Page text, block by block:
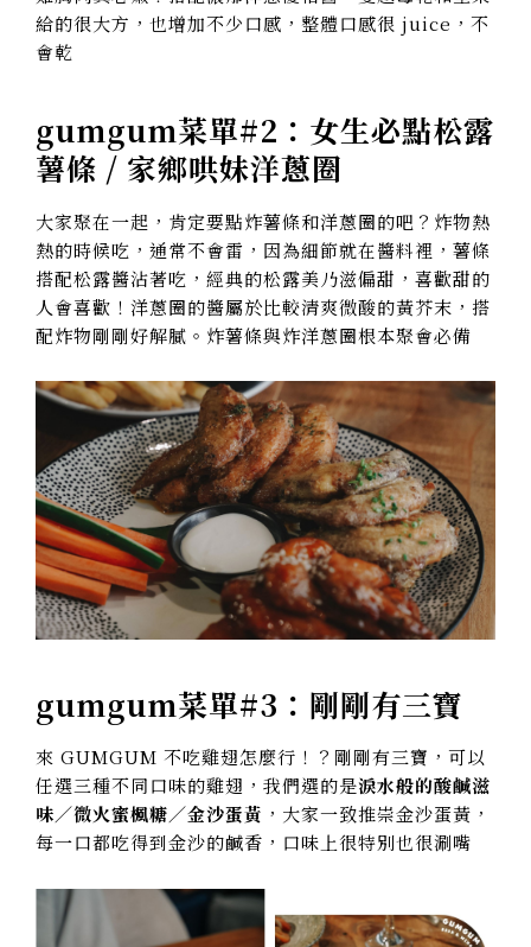
給的很大方，也增加不少口感，整體口感很 juice，不
會乾
gumgum菜單#2： 女生必點松露
薯條 / 家鄉哄妹洋蔥圈
大家聚在一起，肯定要點炸薯條和洋蔥圈的吧？炸物熱
熱的時候吃，通常不會雷，因為細節就在醬料裡，薯條
搭配松露醬沾著吃，經典的松露美乃滋偏甜，喜歡甜的
人會喜歡！洋蔥圈的醬屬於比較清爽微酸的黃芥末，搭
配炸物剛剛好解膩。炸薯條與炸洋蔥圈根本聚會必備
gumgum菜單#3： 剛剛有三寶
來 GUMGUM 不吃雞翅怎麼行！？剛剛有三寶，可以
任選三種不同口味的雞翅，我們選的是淚水般的酸鹹滋
味／微火蜜楓糖／金沙蛋黃 ，大家一致推崇金沙蛋黃，
每一口都吃得到金沙的鹹香，口味上很特別也很涮嘴